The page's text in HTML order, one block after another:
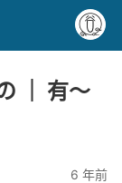
｜ 有〜
6 年前